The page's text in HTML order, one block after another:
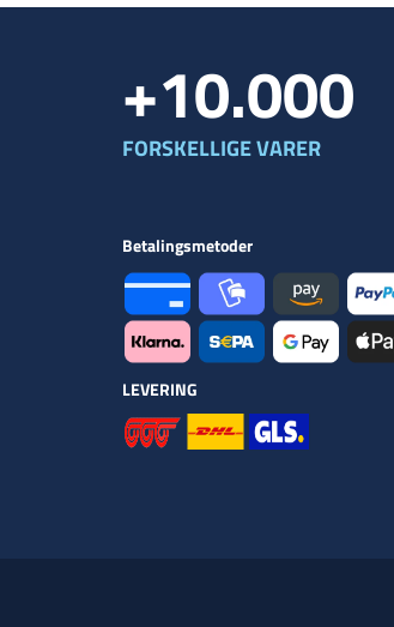
+10.000
FORSKELLIGE VARER
Betalingsmetoder
LEVERING